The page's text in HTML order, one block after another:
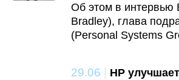
Об этом в интервью
Bradley), глава
(Personal Systems
29.06 | HP